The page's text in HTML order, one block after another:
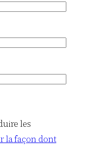
les
la façon dont